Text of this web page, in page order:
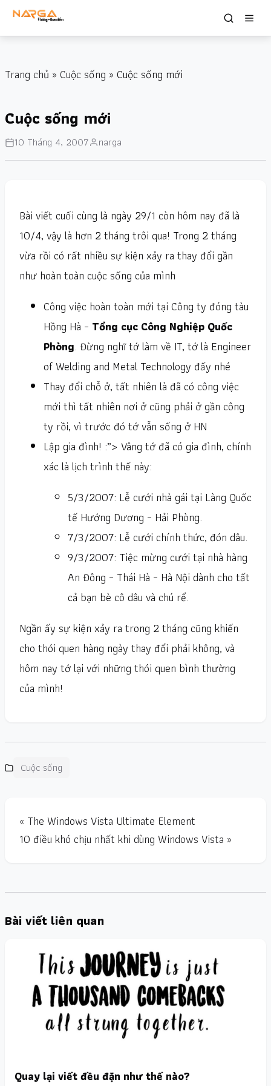
Trang chủ » Cuộc sống » Cuộc sống mới
Cuộc sống mới
10 Tháng 4, 2007 narga
Bài viết cuối cùng là ngày 29/1 còn hôm nay đã là
10/4, vậy là hơn 2 tháng trôi qua! Trong 2 tháng
vừa rồi có rất nhiều sự kiện xảy ra thay đổi gần
như hoàn toàn cuộc sống của mình
Công việc hoàn toàn mới tại Công ty đóng tàu
Hồng Hà – Tổng cục Công Nghiệp Quốc
Phòng. Đừng nghĩ tớ làm về IT, tớ là Engineer
of Welding and Metal Technology đấy nhé
Thay đổi chỗ ở, tất nhiên là đã có công việc
mới thì tất nhiên nơi ở cũng phải ở gần công
ty rồi, vì trước đó tớ vẫn sống ở HN
Lập gia đình! :”> Vâng tớ đã có gia đình, chính
xác là lịch trình thế này:
5/3/2007: Lễ cưới nhà gái tại Làng Quốc
tế Hướng Dương – Hải Phòng.
7/3/2007: Lễ cưới chính thức, đón dâu.
9/3/2007: Tiệc mừng cưới tại nhà hàng
An Đông – Thái Hà – Hà Nội dành cho tất
cả bạn bè cô dâu và chú rể.
Ngần ấy sự kiện xảy ra trong 2 tháng cũng khiến
cho thói quen hàng ngày thay đổi phải không, và
hôm nay tớ lại với những thói quen bình thường
của mình!
Cuộc sống
« The Windows Vista Ultimate Element
10 điều khó chịu nhất khi dùng Windows Vista »
Bài viết liên quan
Quay lại viết đều đặn như thế nào?